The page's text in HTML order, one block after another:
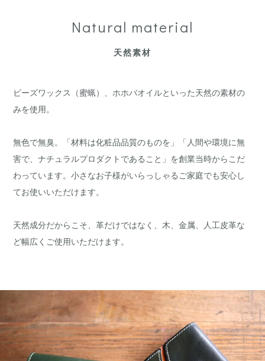
Natural material
天然素材
ビーズワックス（蜜蝋）、ホホバオイルといった天然の素材の
みを使用。
無色で無臭。「材料は化粧品品質のものを」「人間や環境に無
害で、ナチュラルプロダクトであること」を創業当時からこだ
わっています。小さなお子様がいらっしゃるご家庭でも安心し
てお使いいただけます。
天然成分だからこそ、革だけではなく、木、金属、人工皮革な
ど幅広くご使用いただけます。